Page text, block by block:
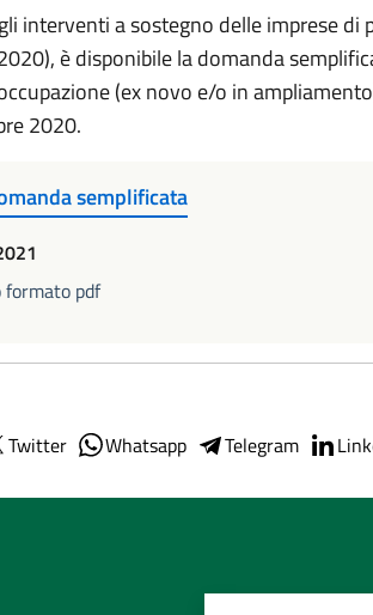
interventi a sostegno delle imprese di
è disponibile la domanda
(ex novo e/o in
2020.
semplificata
formato pdf
Twitter Whatsapp Telegram